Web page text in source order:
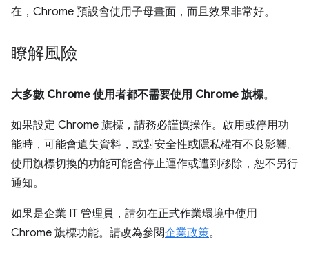
在，Chrome 預設會使用子母畫面，而且效果非常好。
瞭解風險
大多數 Chrome 使用者都不需要使用 Chrome 旗標。
如果設定 Chrome 旗標，請務必謹慎操作。啟用或停用功
能時，可能會遺失資料，或對安全性或隱私權有不良影響。
使用旗標切換的功能可能會停止運作或遭到移除，恕不另行
通知。
如果是企業 IT 管理員，請勿在正式作業環境中使用
Chrome 旗標功能。請改為參閱企業政策。